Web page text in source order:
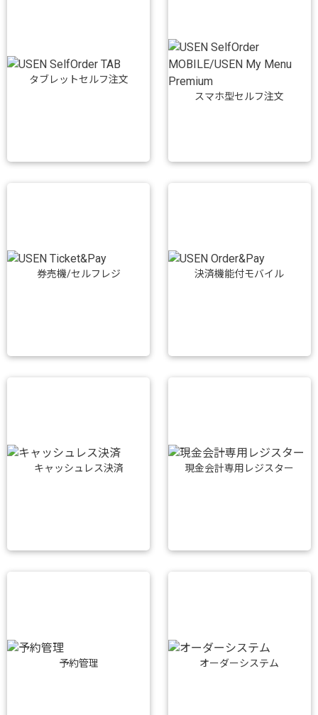
タブレットセルフ注文
スマホ型セルフ注文
券売機/セルフレジ 決済機能付モバイル
キャッシュレス決済 現金会計専用レジスター
予約管理 オーダーシステム